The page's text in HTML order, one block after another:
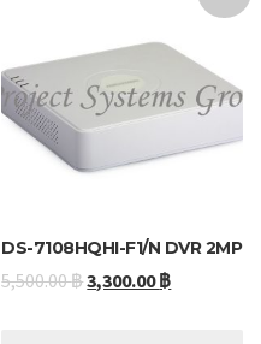
DS-7108HQHI-F1/N DVR 2MP
5,500.00฿3,300.00฿